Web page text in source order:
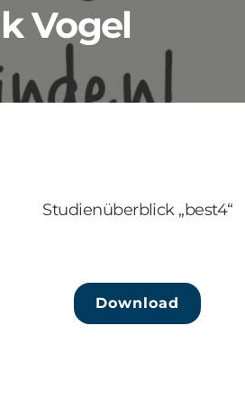
Vogel
Studienüberblick „best4“
Download